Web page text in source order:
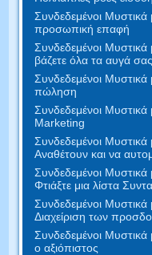
Συνδεδεμένοι
προσωπική επαφή
Συνδεδεμένοι
βάζετε όλα τα αυγά
Συνδεδεμένοι
πώληση
Συνδεδεμένοι
Marketing
Συνδεδεμένοι
Αναθέτουν και να
Συνδεδεμένοι
Φτιάξτε μια λίστα
Συνδεδεμένοι
Διαχείριση των
Συνδεδεμένοι Μυστικά
ο αξιόπιστος